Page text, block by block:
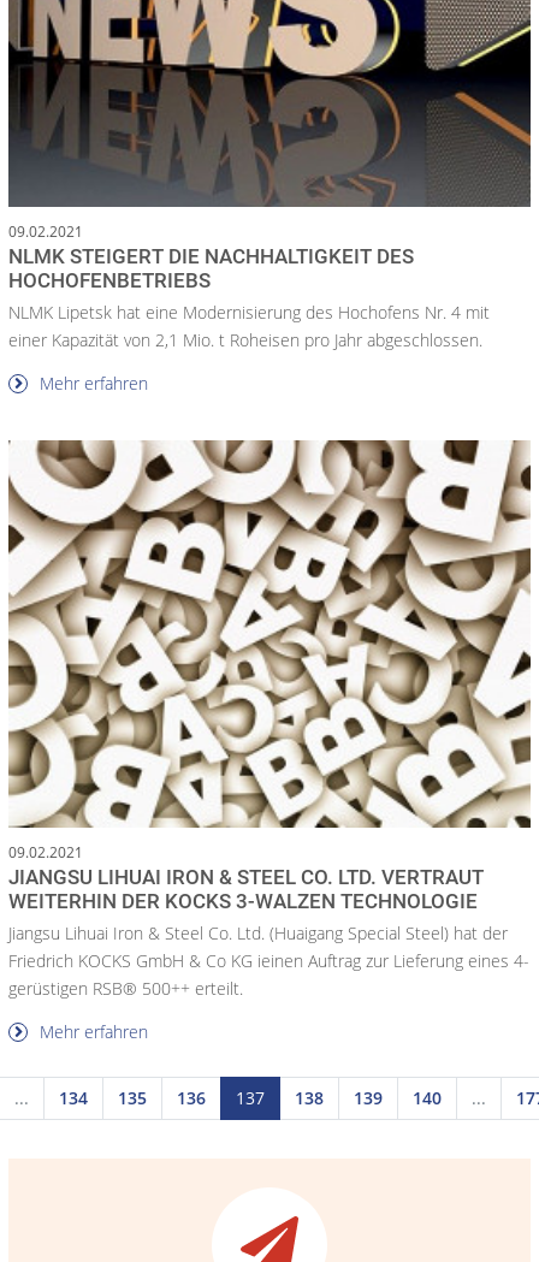
09.02.2021
NLMK STEIGERT DIE NACHHALTIGKEIT DES
HOCHOFENBETRIEBS
NLMK Lipetsk hat eine Modernisierung des Hochofens Nr. 4 mit
einer Kapazität von 2,1 Mio. t Roheisen pro Jahr abgeschlossen.
Mehr erfahren
09.02.2021
JIANGSU LIHUAI IRON & STEEL CO. LTD. VERTRAUT
WEITERHIN DER KOCKS 3-WALZEN TECHNOLOGIE
Jiangsu Lihuai Iron & Steel Co. Ltd. (Huaigang Special Steel) hat der
Friedrich KOCKS GmbH & Co KG ieinen Auftrag zur Lieferung eines 4-
gerüstigen RSB® 500++ erteilt.
Mehr erfahren
... 134 135 136 137 138 139 140 ...